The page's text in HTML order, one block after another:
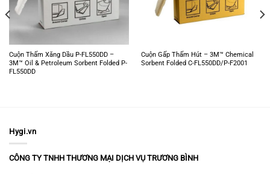
Cuộn Thấm Xăng Dầu P-FL550DD –
3M™ Oil & Petroleum Sorbent Folded P-
FL550DD
Cuộn Gấp Thấm Hút – 3M™ Chemical
Sorbent Folded C-FL550DD/P-F2001
Hygi.vn
CÔNG TY TNHH THƯƠNG MẠI DỊCH VỤ TRƯƠNG BÌNH